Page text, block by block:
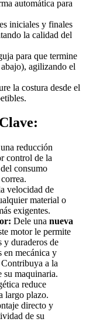
automática para
iniciales y finales
la calidad del
para que termine
agilizando el
la costura desde el
reducción
control de la
consumo
velocidad de
material o
exigentes.
Dele una nueva
motor le permite
y duraderos de
en mecánica y
a la
su maquinaria.
reduce
largo plazo.
directo y
de su